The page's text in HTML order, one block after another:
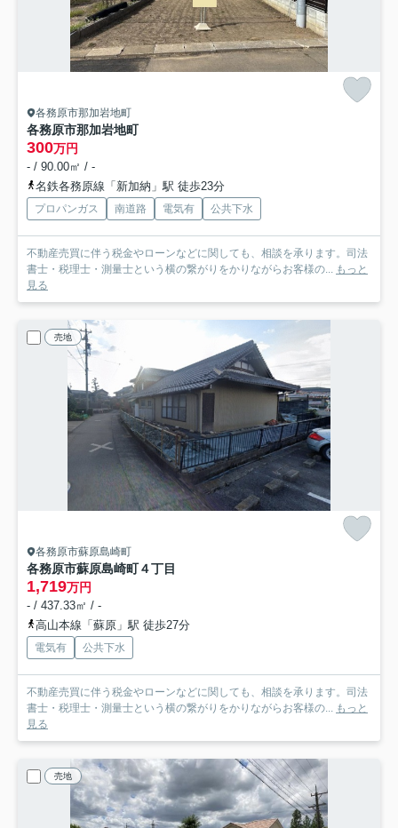
各務原市那加岩地町
各務原市那加岩地町
300万円
- / 90.00㎡ / -
名鉄各務原線「新加納」駅 徒歩23分
プロパンガス 南道路 電気有 公共下水
不動産売買に伴う税金やローンなどに関しても、相談を承ります。司法
書士・税理士・測量士という横の繋がりをかりながらお客様の... もっと
見る
売地
各務原市蘇原島崎町
各務原市蘇原島崎町４丁目
1,719万円
- / 437.33㎡ / -
高山本線「蘇原」駅 徒歩27分
電気有 公共下水
不動産売買に伴う税金やローンなどに関しても、相談を承ります。司法
書士・税理士・測量士という横の繋がりをかりながらお客様の... もっと
見る
売地